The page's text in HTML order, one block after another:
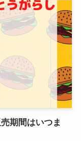
期間はいつま